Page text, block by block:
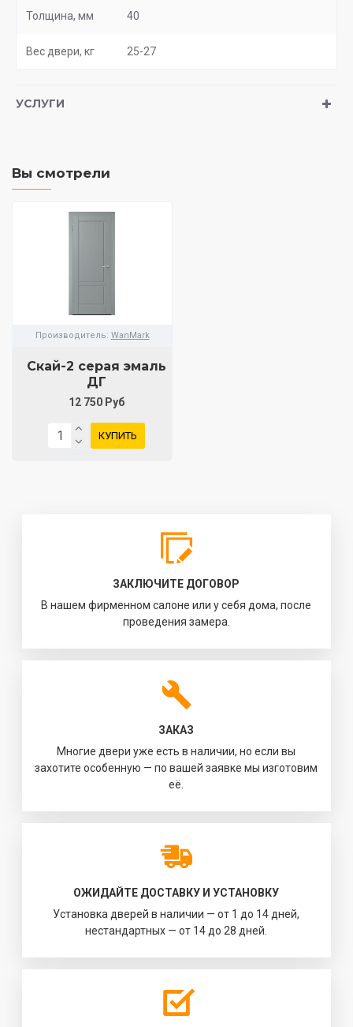
Толщина, мм 40
Вес двери, кг 25-27
УСЛУГИ
Вы смотрели
Производитель: WanMark
Скай-2 серая эмаль
ДГ
12 750 Руб
КУПИТЬ
ЗАКЛЮЧИТЕ ДОГОВОР
В нашем фирменном салоне или у себя дома, после
проведения замера.
ЗАКАЗ
Многие двери уже есть в наличии, но если вы
захотите особенную — по вашей заявке мы изготовим
её.
ОЖИДАЙТЕ ДОСТАВКУ И УСТАНОВКУ
Установка дверей в наличии — от 1 до 14 дней,
нестандартных — от 14 до 28 дней.